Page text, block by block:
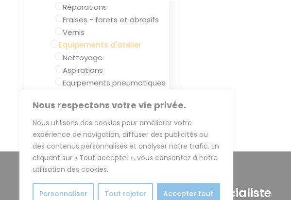
Nous respectons votre vie privée.
Nous utilisons des cookies pour améliorer votre
expérience de navigation, diffuser des publicités ou
des contenus personnalisés et analyser notre trafic. En
cliquant sur « Tout accepter », vous consentez à notre
utilisation des cookies.
Personnaliser Tout rejeter Accepter tout
Réparations
Fraises - forets et abrasifs
Vernis
Equipements d'atelier
Nettoyage
Aspirations
Equipements pneumatiques
Pièces à main
Tours à polir
EFFACER
Votre spécialiste